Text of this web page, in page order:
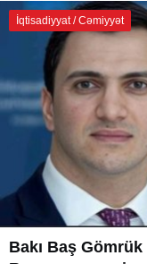
İqtisadiyyat / Cəmiyyət
Bakı Baş